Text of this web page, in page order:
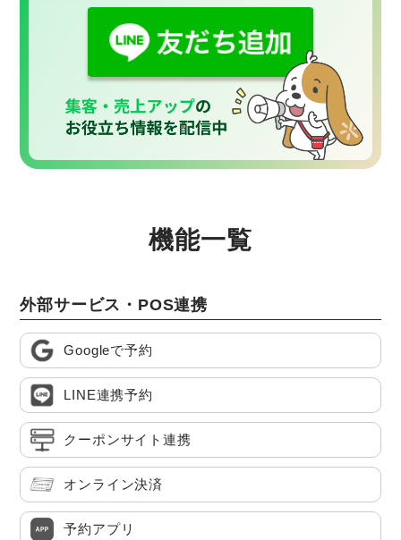
機能一覧
外部サービス・POS連携
Googleで予約
LINE連携予約
クーポンサイト連携
オンライン決済
予約アプリ